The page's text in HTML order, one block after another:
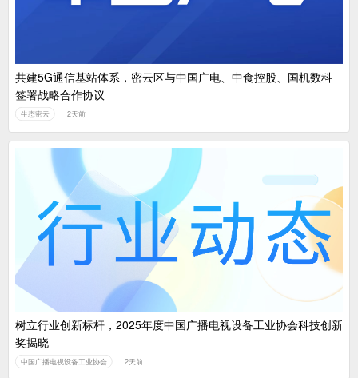
共建5G通信基站体系，密云区与中国广电、中食控股、国机数科
签署战略合作协议
生态密云 2天前
树立行业创新标杆，2025年度中国广播电视设备工业协会科技创新
奖揭晓
中国广播电视设备工业协会 2天前